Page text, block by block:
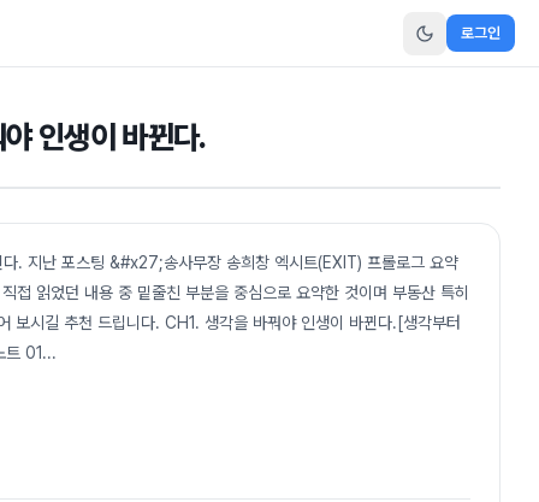
로그인
인생이 바뀐다.
. 지난 포스팅 &#x27;송사무장 송희창 엑시트(EXIT) 프롤로그 요약
읽었던 내용 중 밑줄친 부분을 중심으로 요약한 것이며 부동산 특히
보시길 추천 드립니다. CH1. 생각을 바꿔야 인생이 바뀐다.[생각부터
트 01...